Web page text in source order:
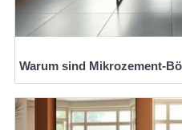
Warum sind Mikrozement-